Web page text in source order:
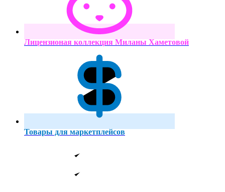
Лицензионая коллекция Миланы Хаметовой
Товары для маркетплейсов